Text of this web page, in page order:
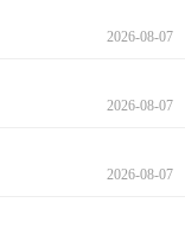
2026-08-07
2026-08-07
2026-08-07